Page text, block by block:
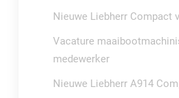
Nieuwe Liebherr Compact
Vacature
medewerker
Nieuwe Liebherr A914